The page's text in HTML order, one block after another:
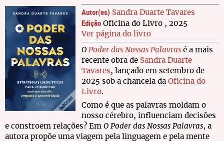
Autor(es) Sandra Duarte Tavares
Edição Oficina do Livro , 2025
Ver página do livro
O Poder das Nossas Palavras é a mais
recente obra de Sandra Duarte
Tavares, lançado em setembro de
2025 sob a chancela da Oficina do
Livro.
Como é que as palavras moldam o
nosso cérebro, influenciam decisões
e constroem relações? Em O Poder das Nossas Palavras, a
autora propõe uma viagem pela linguagem e pela mente